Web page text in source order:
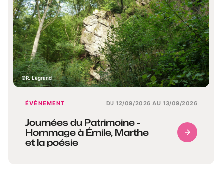
R. Legrand
ÉVÈNEMENT DU 12/09/2026 AU 13/09/2026
Journées du Patrimoine -
Hommage à Émile, Marthe
et la poésie